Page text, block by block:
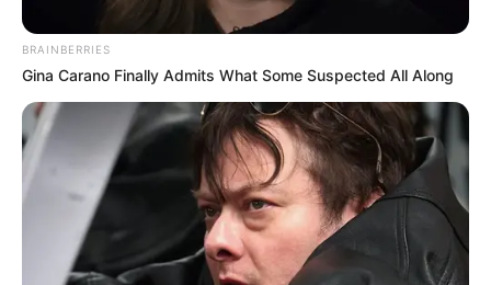
los sorteos de este domingo 7 de junio de 2026.
BRAINBERRIES
Gina Carano Finally Admits What Some Suspected All Along